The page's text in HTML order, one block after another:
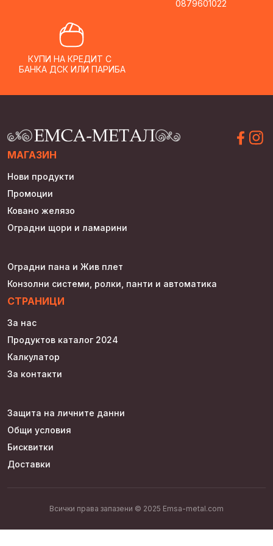
0879601022
КУПИ НА КРЕДИТ С
БАНКА ДСК ИЛИ ПАРИБА
МАГАЗИН
Нови продукти
Промоции
Ковано желязо
Оградни щори и ламарини
Оградни пана и Жив плет
Конзолни системи, ролки, панти и автоматика
СТРАНИЦИ
За нас
Продуктов каталог 2024
Калкулатор
За контакти
Защита на личните данни
Общи условия
Бисквитки
Доставки
Всички права запазени © 2025 Emsa-metal.com